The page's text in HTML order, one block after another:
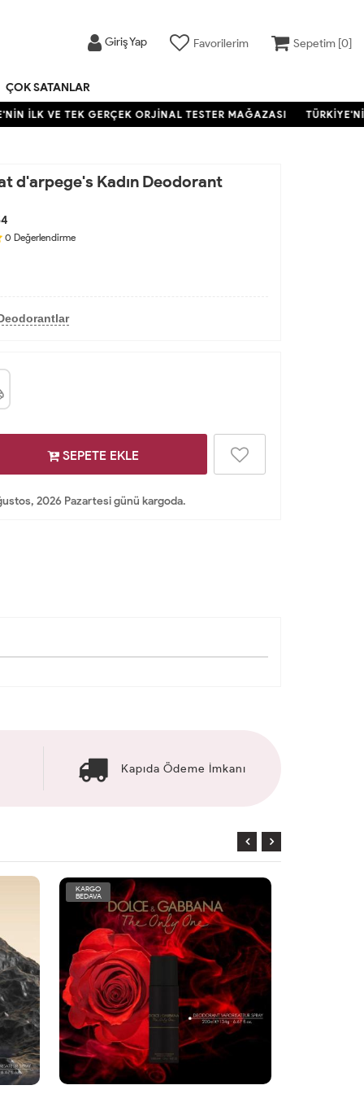
Giriş Yap Favorilerim Sepetim [0]
ÇOK SATANLAR
İLK VE TEK GERÇEK ORJİNAL TESTER MAĞAZASI
d'arpege's Kadın Deodorant
0 Değerlendirme
SEPETE EKLE
2026 Pazartesi günü kargoda.
Kapıda Ödeme İmkanı
KARGO
BEDAVA